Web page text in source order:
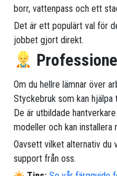
borr, vattenpass och ett
Det är ett populärt val för
jobbet gjort direkt.
Om du hellre lämnar över
Styckebruk som kan hjälpa
De är utbildade
modeller och kan installera
Oavsett vilket alternativ du
support från oss.